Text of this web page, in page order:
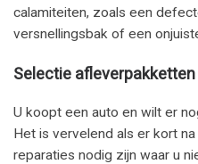
calamiteiten, zoals een
versnellingsbak of een
Selectie afleverpakketten
U koopt een auto en wilt er
Het is vervelend als er kort
reparaties nodig zijn waar u